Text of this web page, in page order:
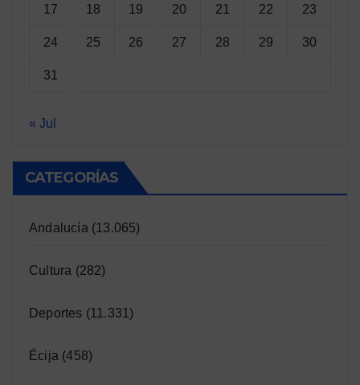
17 18 19 20 21 22 23
24 25 26 27 28 29 30
31
« Jul
CATEGORÍAS
Andalucía (13.065)
Cultura (282)
Deportes (11.331)
Écija (458)